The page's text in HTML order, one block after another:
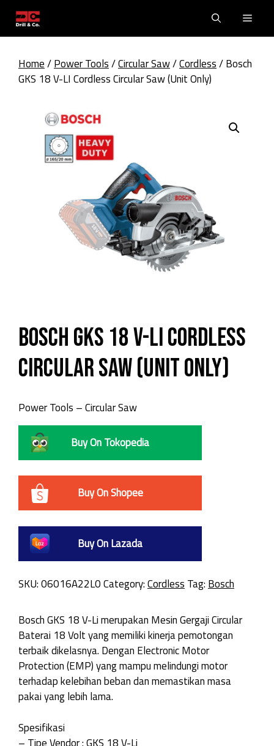
content
Home/Power Tools/Circular Saw/Cordless/ Bosch
GKS 18 V-LI Cordless Circular Saw (Unit Only)
Bosch GKS 18 V-LI Cordless
Circular Saw (Unit Only)
Power Tools – Circular Saw
Buy On Tokopedia
Buy On Shopee
Buy On Lazada
SKU:06016A22L0Category:Cordless Tag: Bosch
Bosch GKS 18 V-Li merupakan Mesin Gergaji Circular
Baterai 18 Volt yang memiliki kinerja pemotongan
terbaik dikelasnya. Dengan Electronic Motor
Protection (EMP) yang mampu melindungi motor
terhadap kelebihan beban dan memastikan masa
pakai yang lebih lama.
Spesifikasi
– Tipe Vendor : GKS 18 V-Li